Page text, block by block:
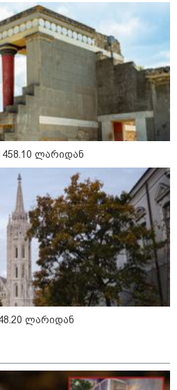
- ანტალია 1085.80
- ჰერაკლიონი 1458.10
- ბუდაპეშტი 1548.20
- რომი 1535.50 ლარიდან
ლარიდან
ლარიდან